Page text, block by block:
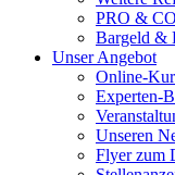
PRO &
Bargeld &
Unser Angebot
Online-
Experten-
Unseren
Flyer zum